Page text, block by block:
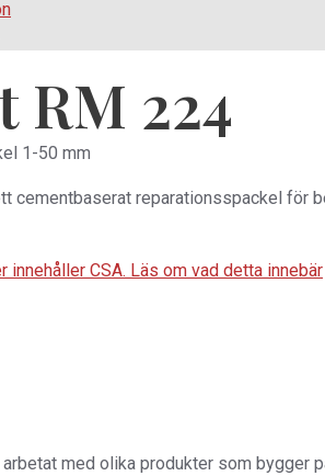
RM 224
1-50 mm
cementbaserat reparationsspackel för
innehåller CSA. Läs om vad detta innebär
arbetat med olika produkter som